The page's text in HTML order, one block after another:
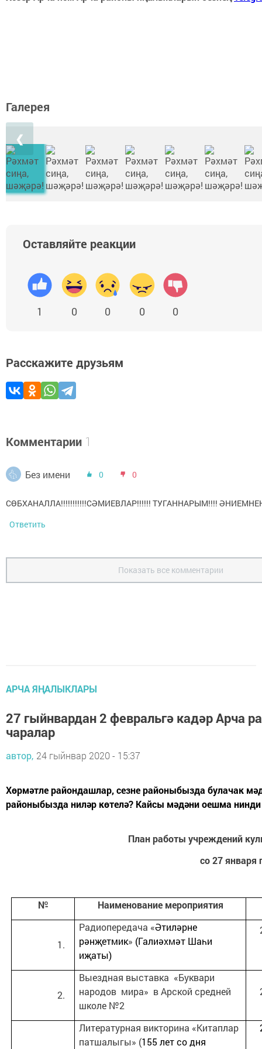
Галерея
❮
Оставляйте реакции
1 0 0 0 0
Расскажите друзьям
Комментарии 1
Без имени 0 0
СӨБХАНАЛЛА!!!!!!!!!!!СӘМИЕВЛАР!!!!!! ТУГАННАРЫМ!!!!
Ответить
Показать все комментарии
АРЧА ЯҢАЛЫКЛАРЫ
27 гыйнвардан 2 февральгә кадәр
чаралар
автор, 24 гыйнвар 2020 - 15:37
Хөрмәтле райондашлар, сезне районыбызда булачак
районыбызда ниләр көтелә? Кайсы мәдәни оешма
План работы учреждений
со 27 января
№
Наименование мероприятия
Радиопередача «Әтиләрне
рәнҗетмик» (Галиәхмәт Шаһи
иҗаты)
Выездная выставка «Буквари
народов мира» в Арской средней
школе №2
Литературная викторина «Китаплар
патшалыгы» (155 лет со дня